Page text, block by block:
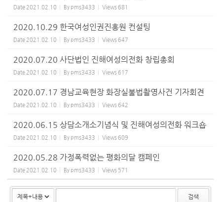
Date 2021.02.10 By pms3433 Views 681
2020.10.29 한국여성인권진흥원 컨설팅
Date 2021.02.10 By pms3433 Views 647
2020.07.20 사단법인 진해여성의전화 창립총회
Date 2021.02.10 By pms3433 Views 617
2020.07.17 경남교육현장 화장실불법촬영사건 기자회견
Date 2021.02.10 By pms3433 Views 642
2020.06.15 상담소개소기념식 및 진해여성의전화 워크숍
Date 2021.02.10 By pms3433 Views 609
2020.05.28 가정폭력없는 평화의달 캠페인
Date 2021.02.10 By pms3433 Views 571
검색